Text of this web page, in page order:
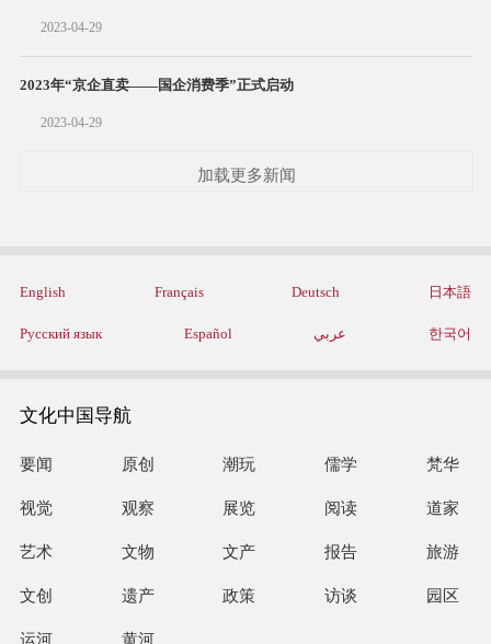
2023-04-29
2023年“京企直卖——国企消费季”正式启动
2023-04-29
加载更多新闻
English Français Deutsch 日本語
Русский язык Español عربي 한국어
文化中国导航
要闻 原创 潮玩 儒学 梵华
视觉 观察 展览 阅读 道家
艺术 文物 文产 报告 旅游
文创 遗产 政策 访谈 园区
运河 黄河